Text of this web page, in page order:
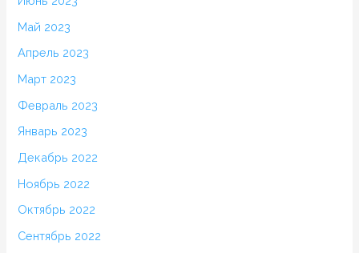
Май 2023
Апрель 2023
Март 2023
Февраль 2023
Январь 2023
Декабрь 2022
Ноябрь 2022
Октябрь 2022
Сентябрь 2022